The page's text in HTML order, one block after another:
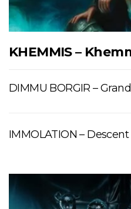
KHEMMIS –
DIMMU BORGIR –
IMMOLATION – Descent